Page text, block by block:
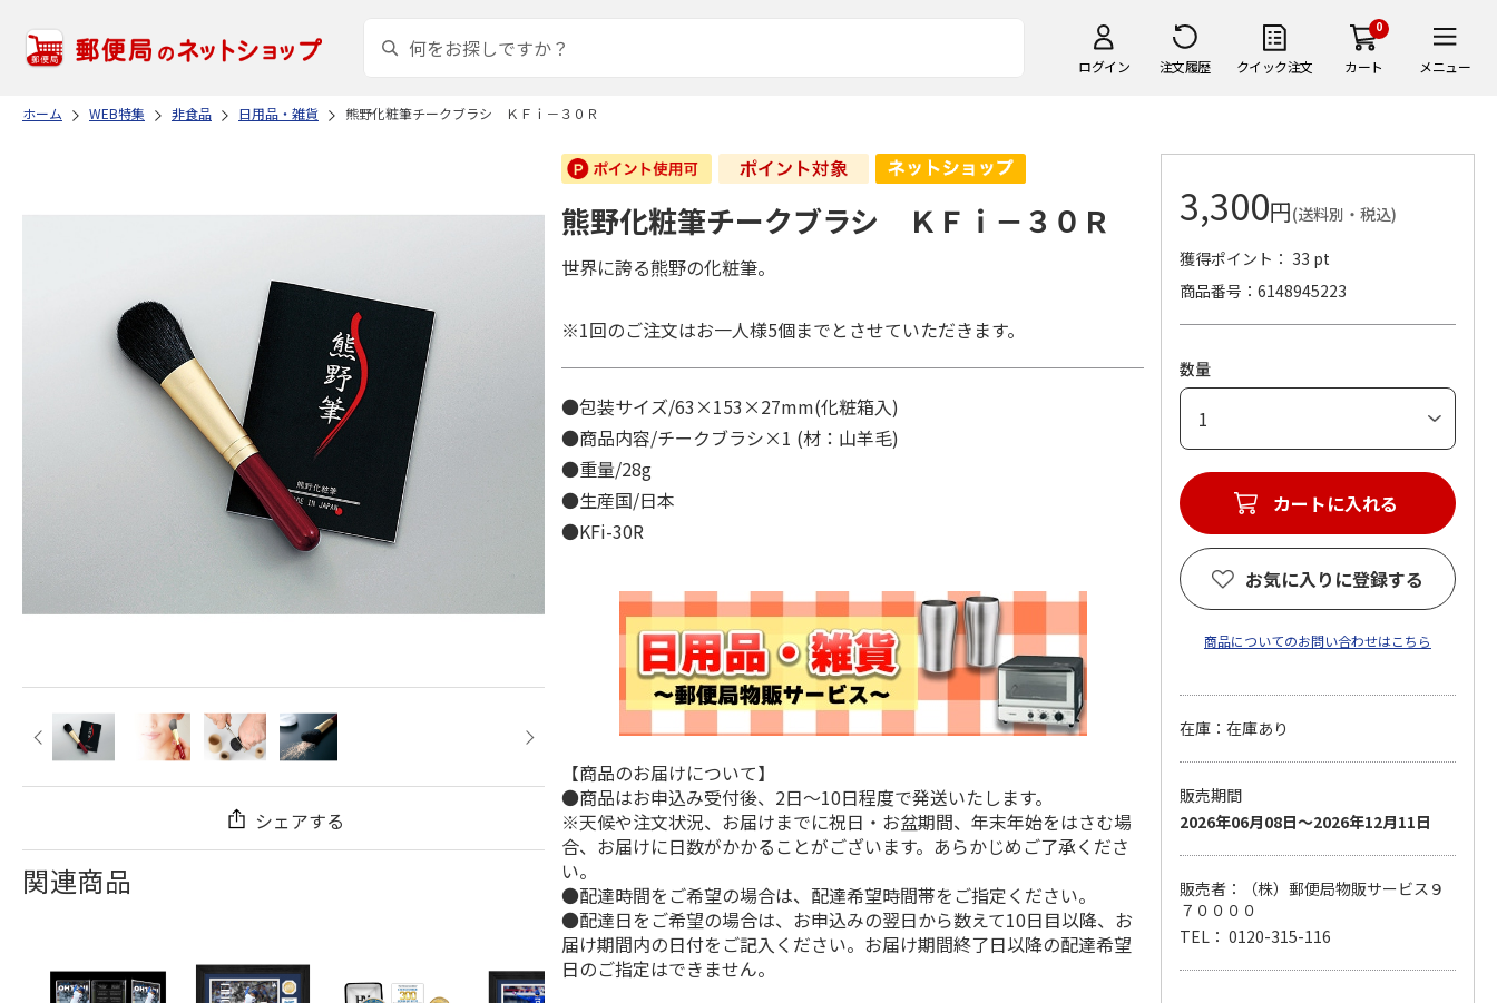
ログイン 注文履歴 クイック注文
0
カート メニュー
ホーム WEB特集 非食品 日用品・雑貨 熊野化粧筆チークブラシ ＫＦｉ－３０Ｒ
シェアする
関連商品
熊野化粧筆チークブラシ ＫＦｉ－３０Ｒ
世界に誇る熊野の化粧筆。
※1回のご注文はお一人様5個までとさせていただきます。
●包装サイズ/63×153×27mm(化粧箱入)
●商品内容/チークブラシ×1 (材：山羊毛)
●重量/28g
●生産国/日本
●KFi-30R
【商品のお届けについて】
●商品はお申込み受付後、2日～10日程度で発送いたします。
※天候や注文状況、お届けまでに祝日・お盆期間、年末年始をはさむ場
合、お届けに日数がかかることがございます。あらかじめご了承くださ
い。
●配達時間をご希望の場合は、配達希望時間帯をご指定ください。
●配達日をご希望の場合は、お申込みの翌日から数えて10日目以降、お
届け期間内の日付をご記入ください。お届け期間終了日以降の配達希望
日のご指定はできません。
3,300円(送料別・税込)
獲得ポイント： 33 pt
商品番号
6148945223
数量
カートに入れる
お気に入りに登録する
商品についてのお問い合わせはこちら
在庫：在庫あり
販売期間
2026年06月08日～2026年12月11日
販売者：（株）郵便局物販サービス９
７００００
TEL： 0120-315-116